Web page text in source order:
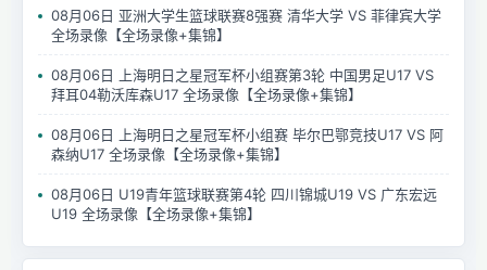
08月06日 亚洲大学生篮球联赛8强赛 清华大学 VS 菲律宾大学
全场录像【全场录像+集锦】
08月06日 上海明日之星冠军杯小组赛第3轮 中国男足U17 VS
拜耳04勒沃库森U17 全场录像【全场录像+集锦】
08月06日 上海明日之星冠军杯小组赛 毕尔巴鄂竞技U17 VS 阿
森纳U17 全场录像【全场录像+集锦】
08月06日 U19青年篮球联赛第4轮 四川锦城U19 VS 广东宏远
U19 全场录像【全场录像+集锦】